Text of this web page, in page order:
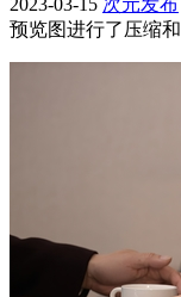
预览图进行了压缩